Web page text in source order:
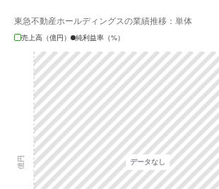
東急不動産ホールディングスの業績推移：単体
売上高（億円）
純利益率（%）